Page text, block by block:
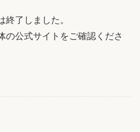
終了しました。
の公式サイトをご確認くださ